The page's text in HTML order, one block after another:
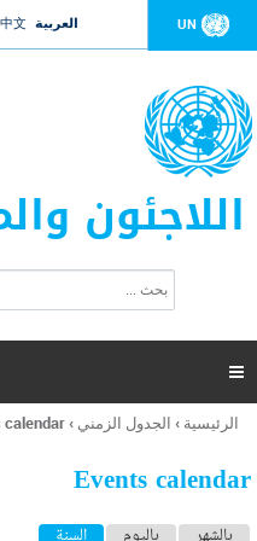
UN العربية 中文
اللاجئون
ت
ر
ل
ح
ب

أنت
هنا
الرئيسية › الجدول الزمني ›
calendar
Events calendar